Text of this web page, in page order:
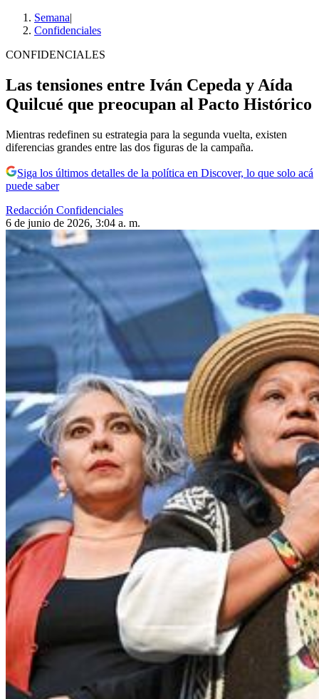
Semana|
Confidenciales
CONFIDENCIALES
Las tensiones entre Iván Cepeda y Aída
Quilcué que preocupan al Pacto Histórico
Mientras redefinen su estrategia para la segunda vuelta, existen
diferencias grandes entre las dos figuras de la campaña.
Siga los últimos detalles de la política en Discover, lo que solo acá
puede saber
Redacción Confidenciales
6 de junio de 2026, 3:04 a. m.